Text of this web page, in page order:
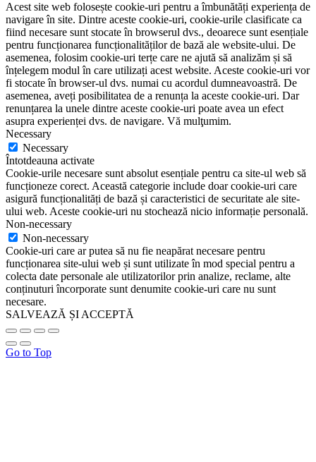
Acest site web folosește cookie-uri pentru a îmbunătăți experiența de
navigare în site. Dintre aceste cookie-uri, cookie-urile clasificate ca
fiind necesare sunt stocate în browserul dvs., deoarece sunt esențiale
pentru funcționarea funcționalităților de bază ale website-ului. De
asemenea, folosim cookie-uri terțe care ne ajută să analizăm și să
înțelegem modul în care utilizați acest website. Aceste cookie-uri vor
fi stocate în browser-ul dvs. numai cu acordul dumneavoastră. De
asemenea, aveți posibilitatea de a renunța la aceste cookie-uri. Dar
renunțarea la unele dintre aceste cookie-uri poate avea un efect
asupra experienței dvs. de navigare. Vă mulţumim.
Necessary
Necessary
Întotdeauna activate
Cookie-urile necesare sunt absolut esențiale pentru ca site-ul web să
funcționeze corect. Această categorie include doar cookie-uri care
asigură funcționalități de bază și caracteristici de securitate ale site-
ului web. Aceste cookie-uri nu stochează nicio informație personală.
Non-necessary
Non-necessary
Cookie-uri care ar putea să nu fie neapărat necesare pentru
funcționarea site-ului web și sunt utilizate în mod special pentru a
colecta date personale ale utilizatorilor prin analize, reclame, alte
conținuturi încorporate sunt denumite cookie-uri care nu sunt
necesare.
SALVEAZĂ ȘI ACCEPTĂ
Go to Top